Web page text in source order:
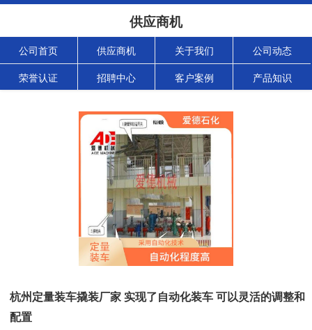
供应商机
公司首页 供应商机 关于我们 公司动态
荣誉认证 招聘中心 客户案例 产品知识
杭州定量装车撬装厂家 实现了自动化装车 可以灵活的调整和
配置